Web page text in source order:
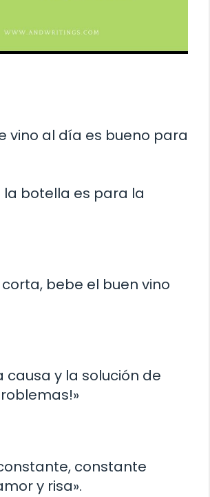
vino al día es bueno para
la botella es para la
corta, bebe el buen vino
causa y la solución de
constante
y risa».